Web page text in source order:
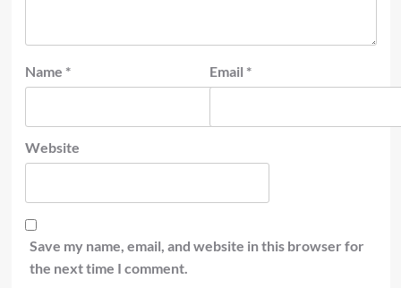
Name * Email *
Website
Save my name, email, and website in this browser for
the next time I comment.